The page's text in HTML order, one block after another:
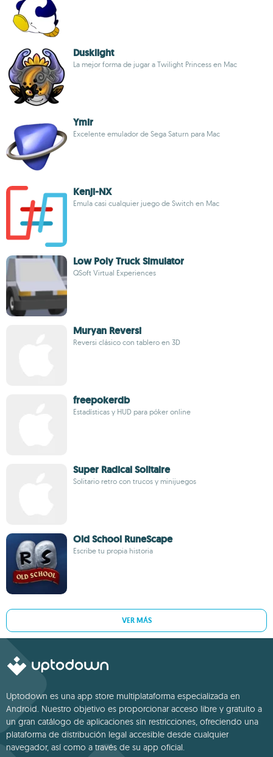
Dusklight
La mejor forma de jugar a Twilight Princess en Mac
Ymir
Excelente emulador de Sega Saturn para Mac
Kenji-NX
Emula casi cualquier juego de Switch en Mac
Low Poly Truck Simulator
QSoft Virtual Experiences
Muryan Reversi
Reversi clásico con tablero en 3D
freepokerdb
Estadísticas y HUD para póker online
Super Radical Solitaire
Solitario retro con trucos y minijuegos
Old School RuneScape
Escribe tu propia historia
VER MÁS
Uptodown es una app store multiplataforma especializada en
Android. Nuestro objetivo es proporcionar acceso libre y gratuito a
un gran catálogo de aplicaciones sin restricciones, ofreciendo una
plataforma de distribución legal accesible desde cualquier
navegador, así como a través de su app oficial.